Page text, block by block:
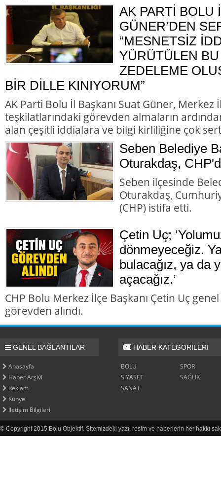
AK PARTİ BOLU
GÜNER’DEN
“MESNETSİZ
YÜRÜTÜLEN
ZEDELEME
BİR DİLLE KINIYORUM”
AK Parti Bolu İl Başkanı Suat Güner,
teşkilatlarındaki görevden almaların
alan çeşitli iddialara ve bilgi kirliliğine çok
Seben Belediye
Oturakdaş,
Seben ilçesinde
Oturakdaş,
(CHP) istifa etti.
Çetin Uç;
dönmeyeceğiz.
bulacağız, ya da
açacağız.’
CHP Bolu Merkez İlçe Başkanı Çetin Uç
görevden alındı.
GENEL BAĞLANTILAR
Anasayfa
Haber Arşivi
Reklam
Künye
İletişim Bilgileri
HABER KATEGORİLERİ
BOLU
SPOR
SİYASET
SAĞLIK
SANAT
© Copyright 2015 Bolu Objektif. Sitemizdeki yazı, resim ve haberlerin her hakkı